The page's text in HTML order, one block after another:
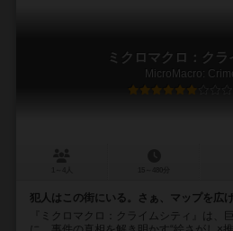
ミクロマクロ：クラ
MicroMacro:
犯人はこの街にいる。さぁ、マップを広
『ミクロマクロ：クライムシティ』は、